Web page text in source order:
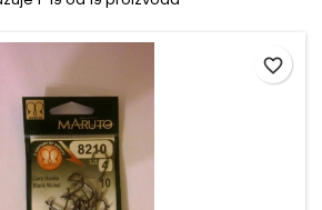
favorite_border